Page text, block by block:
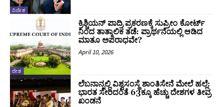
ವಿದೇಶ
ದೇಶ
ಕ್ರಿಶ್ಚಿಯನ್ ಪಾದ್ರಿ ಪ್ರಕರಣಕ್ಕೆ ಸುಪ್ರೀಂ ಕೋರ್ಟ್
ನಿಂದ ತಾತ್ಕಾಲಿಕ ತಡೆ: ಪ್ರಾರ್ಥನೆಯಲ್ಲಿ ಆಡಿದ
ಮಾತೂ ಅಪರಾಧವೇ?
April 10, 2026
ಲೆಬನಾನ್ನಲ್ಲಿ ವಿಶ್ವಸಂಸ್ಥೆ ಶಾಂತಿಸೇನೆ ಮೇಲೆ ಹಲ್ಲೆ:
ಭಾರತ ಸೇರಿದಂತೆ 63ಕ್ಕೂ ಹೆಚ್ಚು ದೇಶಗಳ ತೀವ್ರ
ಖಂಡನೆ